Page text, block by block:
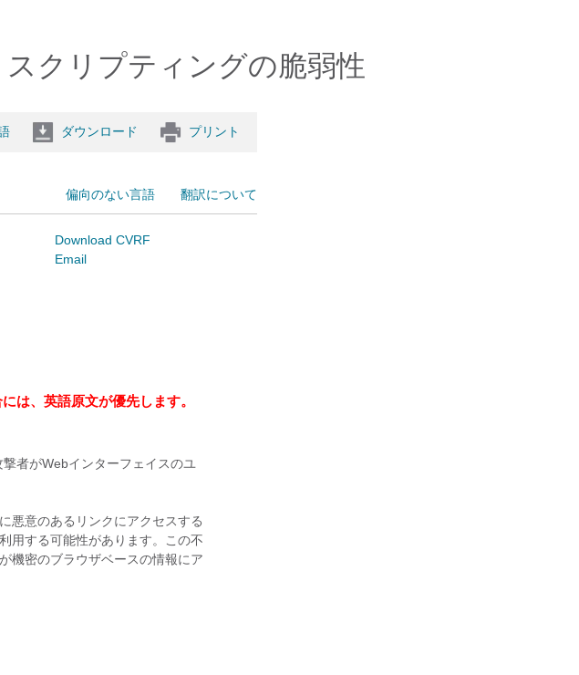
クリプティングの脆弱性
ダウンロード プリント
偏向のない言語
翻訳について
Download CVRF
Email
は、英語原文が優先します。
者がWebインターフェイスのユ
悪意のあるリンクにアクセスする
用する可能性があります。この不
機密のブラウザベースの情報にア